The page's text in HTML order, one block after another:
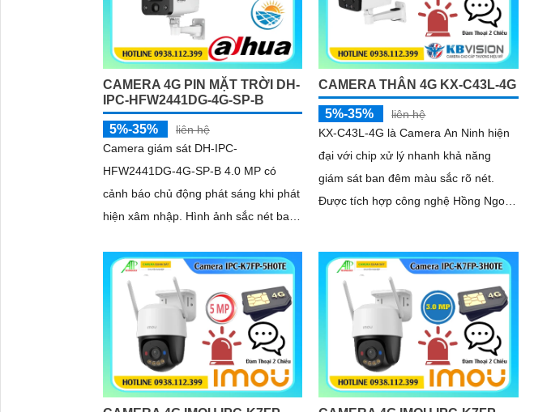
CAMERA 4G PIN MẶT TRỜI DH-
IPC-HFW2441DG-4G-SP-B
5%-35%
liên hệ
Camera giám sát DH-IPC-
HFW2441DG-4G-SP-B 4.0 MP có
cảnh báo chủ động phát sáng khi phát
hiện xâm nhập. Hình ảnh sắc nét ban
nhà xưởng kho hàng
CAMERA THÂN 4G KX-C43L-4G
5%-35%
liên hệ
KX-C43L-4G là Camera An Ninh hiện
đại với chip xử lý nhanh khả năng
giám sát ban đêm màu sắc rõ nét.
Được tích hợp công nghệ Hồng Ngoại